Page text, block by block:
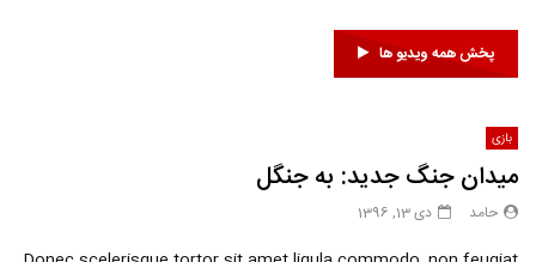
پخش همه ویدیو ها
بازی
میدان جنگ جدید: به جنگل
حامد دی 13, 1396